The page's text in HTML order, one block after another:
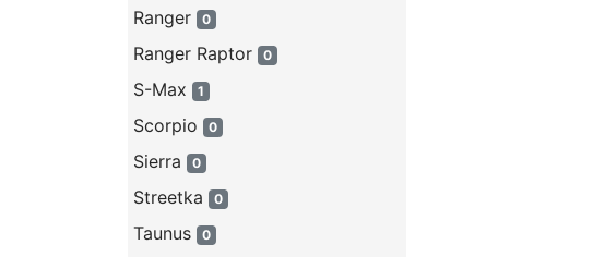
Ranger 0
Ranger Raptor 0
S-Max 1
Scorpio 0
Sierra 0
Streetka 0
Taunus 0